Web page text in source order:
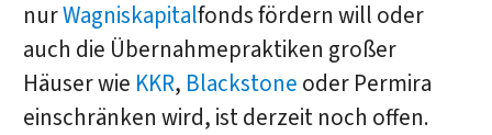
nurWagniskapitalfonds fördern will oder
auch die Übernahmepraktiken großer
Häuser wie KKR, Blackstone oder Permira
einschränken wird, ist derzeit noch offen.